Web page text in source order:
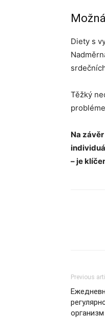
Diety s
Těžký
Na
– je
Previous
организм